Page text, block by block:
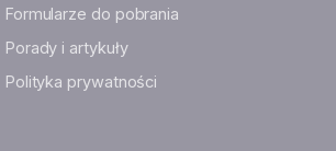
Formularze do pobrania
Porady i artykuły
Polityka prywatności